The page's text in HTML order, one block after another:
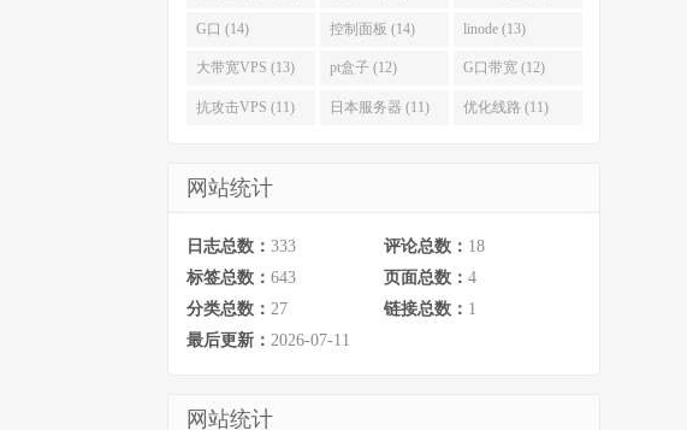
G口 (14) 控制面板 (14) linode (13)
大带宽VPS (13) pt盒子 (12) G口带宽 (12)
抗攻击VPS (11) 日本服务器 (11) 优化线路 (11)
网站统计
日志总数： 333 评论总数： 18
标签总数： 643 页面总数： 4
分类总数： 27 链接总数： 1
最后更新： 2026-07-11
网站统计